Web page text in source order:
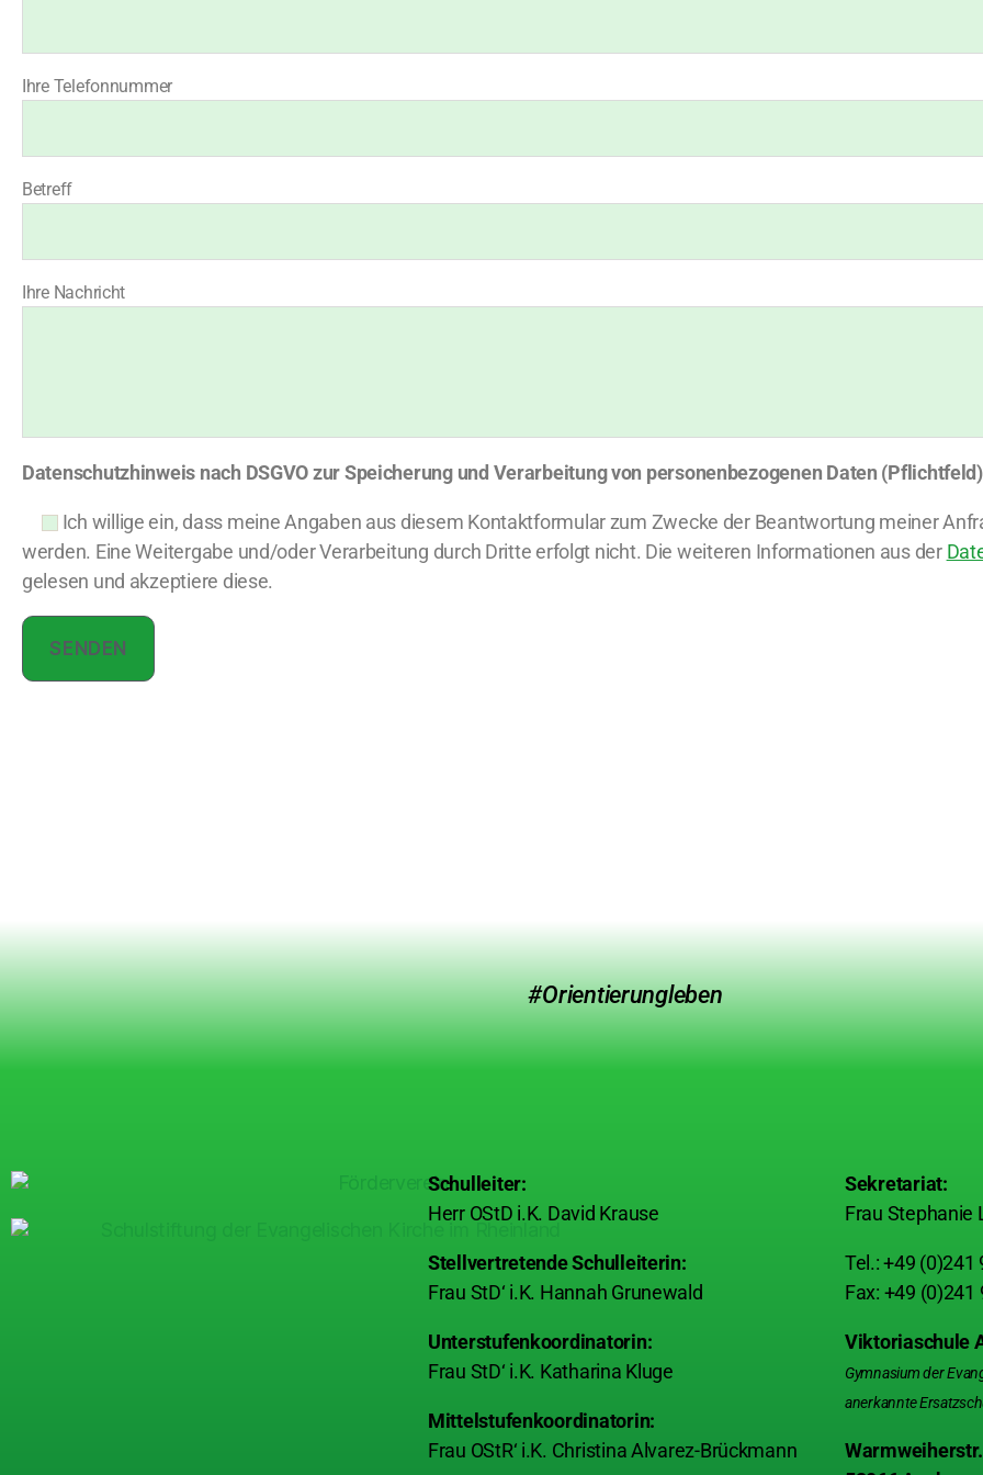
Ihre Telefonnummer
Betreff
Ihre Nachricht
Datenschutzhinweis nach DSGVO zur Speicherung und Verarbeitung von personenbezogenen Daten
Ich willige ein, dass meine Angaben aus diesem Kontaktformular zum Zwecke der Beantwortung meiner
werden. Eine Weitergabe und/oder Verarbeitung durch Dritte erfolgt nicht. Die weiteren Informationen aus der
gelesen und akzeptiere diese.
#Orientierungleben
Schulleiter:
Herr OStD i.K. David Krause
Stellvertretende Schulleiterin:
Frau StD‘ i.K. Hannah Grunewald
Unterstufenkoordinatorin:
Frau StD‘ i.K. Katharina Kluge
Mittelstufenkoordinatorin:
Frau OStR‘ i.K. Christina Alvarez-Brückmann
Sekretariat:
Frau Stephanie
Tel.: +49 (0)241
Fax: +49 (0)241
Viktoriaschule
Gymnasium der
anerkannte